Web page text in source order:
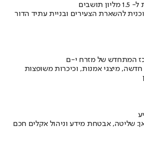
להשארת הצעירים ובניית עתיד הדור
המתחדש של מזרח י-ם
מיצגי אמנות, וכיכרות משופצות
שליטה, אבטחת מידע וניהול אקלים חכם